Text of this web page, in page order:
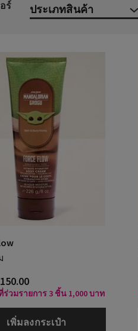
ร์
ประเภทสินค้า
วมรายการ 3 ชิ้น 1,000 บาท
เพิ่มลงกระเป๋า